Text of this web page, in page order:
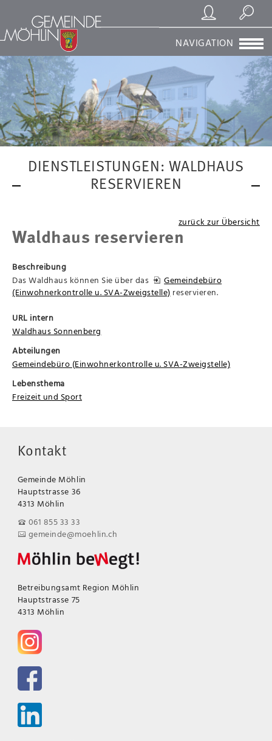
Registrierung/Login
Suchen
NAVIGATION
DIENSTLEISTUNGEN: WALDHAUS
RESERVIEREN
zurück zur Übersicht
Waldhaus reservieren
Beschreibung
Das Waldhaus können Sie über das
Gemeindebüro
(Einwohnerkontrolle u. SVA-Zweigstelle) reservieren.
URL intern
Waldhaus Sonnenberg
Abteilungen
Gemeindebüro (Einwohnerkontrolle u. SVA-Zweigstelle)
Lebensthema
Freizeit und Sport
Kontakt
Gemeinde Möhlin
Hauptstrasse 36
4313 Möhlin
061 855 33 33
gemeinde@moehlin.ch
Betreibungsamt Region Möhlin
Hauptstrasse 75
4313 Möhlin